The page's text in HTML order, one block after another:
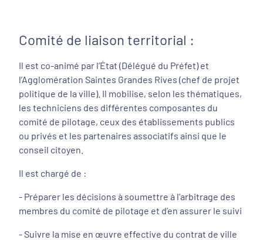
Comité de liaison territorial :
Il est co-animé par l’État (Délégué du Préfet) et
l’Agglomération Saintes Grandes Rives (chef de projet
politique de la ville). Il mobilise, selon les thématiques,
les techniciens des différentes composantes du
comité de pilotage, ceux des établissements publics
ou privés et les partenaires associatifs ainsi que le
conseil citoyen.
Il est chargé de :
- Préparer les décisions à soumettre à l'arbitrage des
membres du comité de pilotage et d’en assurer le suivi
- Suivre la mise en œuvre effective du contrat de ville